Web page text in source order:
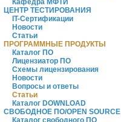
Кафедра МФТИ
ЦЕНТР ТЕСТИРОВАНИЯ
IT-Сертификации
Новости
Статьи
ПРОГРАММНЫЕ ПРОДУКТЫ
Каталог ПО
Лицензиатор ПО
Схемы лицензирования
Новости
Вопросы и ответы
Статьи
Каталог DOWNLOAD
СВОБОДНОЕ ПО/OPEN SOURCE
Каталог свободного ПО